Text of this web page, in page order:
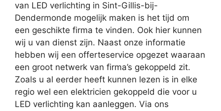
van LED verlichting in Sint-Gillis-bij-
Dendermonde mogelijk maken is het tijd om
een geschikte firma te vinden. Ook hier kunnen
wij u van dienst zijn. Naast onze informatie
hebben wij een offerteservice opgezet waaraan
een groot netwerk van firma’s gekoppeld zit.
Zoals u al eerder heeft kunnen lezen is in elke
regio wel een elektricien gekoppeld die voor u
LED verlichting kan aanleggen. Via ons